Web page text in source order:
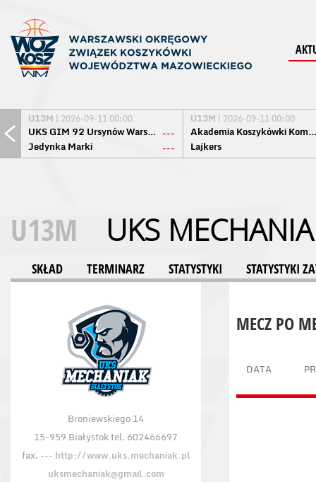
U13M | 2026-09-11 00:00
UKS GIM 92 Ursynów Warszawa ---
Jedynka Marki
---
U13M | 2026-09-11 00:00
Akademia Koszykówki Komorów
Lajkers
U13M UKS
SKŁAD TERMINARZ STATYSTYKI STATYSTYKI
Broniewskiego 14
15-959 Białystok tel. 602466697
fax. --- http://www.uks.mechaniak.pl
uksmechaniak@gmail.com
MECZ PO
DATA